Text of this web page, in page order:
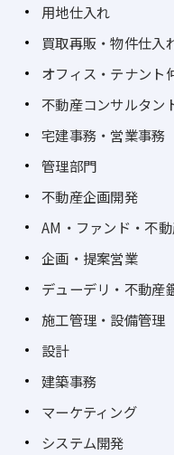
用地仕入れ
買取再販・物件仕入
オフィス・テナント
不動産コンサルタン
宅建事務・営業事務
管理部門
不動産企画開発
AM・ファンド・不
企画・提案営業
デューデリ・不動産
施工管理・設備管理
設計
建築事務
マーケティング
システム開発